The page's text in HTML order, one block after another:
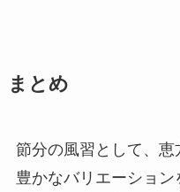
まとめ
節分の風習として、恵
豊かなバリエーショ